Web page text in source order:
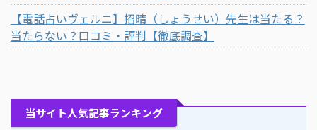
【電話占いヴェルニ】招晴（しょうせい）先生は当たる？
当たらない？口コミ・評判【徹底調査】
当サイト人気記事ランキング